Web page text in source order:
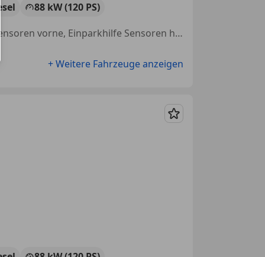
88 kW (120 PS)
Scheckheftgepflegt, Notbremsassistent, Touchscreen, Einparkhilfe Sensoren vorne, Einparkhilfe Sensoren hinten, 2-Zonen-Klimaautomatik, Multifunktionslenkrad, Navigationssystem
+ Weitere Fahrzeuge anzeigen
Merken